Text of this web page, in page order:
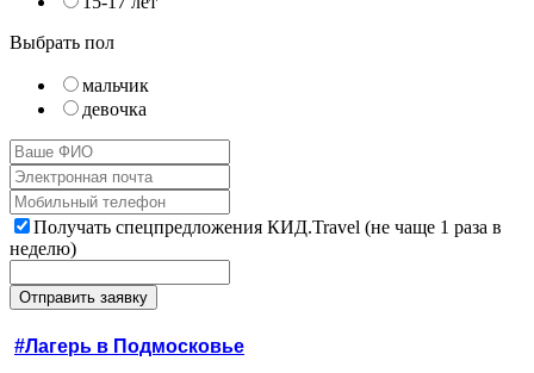
Выбрать пол
мальчик
девочка
Получать спецпредложения КИД.Travel (не чаще 1 раза в
неделю)
#Лагерь в Подмосковье